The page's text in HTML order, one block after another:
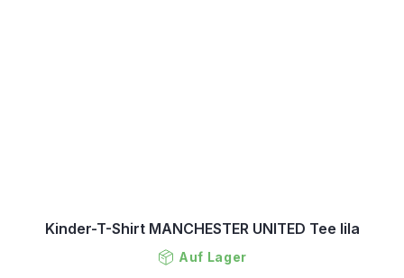
Kinder-T-Shirt MANCHESTER UNITED Tee lila
Auf Lager